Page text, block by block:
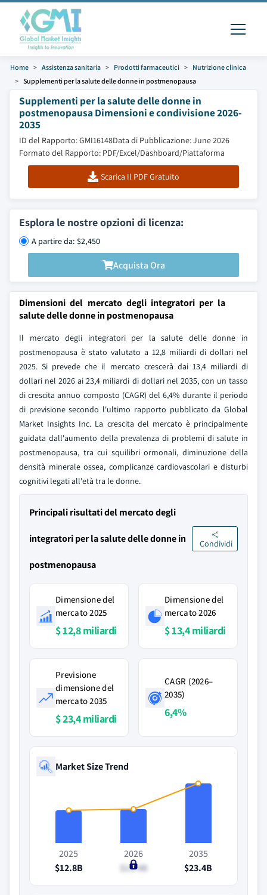
Home Assistenza sanitaria Prodotti farmaceutici
Nutrizione clinica
Supplementi per la salute delle donne in postmenopausa
Supplementi per la salute delle donne in
postmenopausa Dimensioni e condivisione 2026-
2035
ID del Rapporto: GMI16148Data di Pubblicazione: June 2026
Formato del Rapporto: PDF/Excel/Dashboard/Piattaforma
Scarica Il PDF Gratuito
Esplora le nostre opzioni di licenza:
A partire da: $2,450
Acquista Ora
Dimensioni del mercato degli integratori per la
salute delle donne in postmenopausa
Il mercato degli integratori per la salute delle donne in
postmenopausa è stato valutato a 12,8 miliardi di dollari nel
2025. Si prevede che il mercato crescerà dai 13,4 miliardi di
dollari nel 2026 ai 23,4 miliardi di dollari nel 2035, con un tasso
di crescita annuo composto (CAGR) del 6,4% durante il periodo
di previsione secondo l'ultimo rapporto pubblicato da Global
Market Insights Inc. La crescita del mercato è principalmente
guidata dall'aumento della prevalenza di problemi di salute in
postmenopausa, tra cui squilibri ormonali, diminuzione della
densità minerale ossea, complicanze cardiovascolari e disturbi
cognitivi legati all'età tra le donne.
Principali risultati del mercato degli
integratori per la salute delle donne in
postmenopausa
Condividi
Dimensione del
mercato 2025
$ 12,8 miliardi
Dimensione del
mercato 2026
$ 13,4 miliardi
Previsione
dimensione del
mercato 2035
$ 23,4 miliardi
CAGR (2026–
2035)
6,4%
Market Size Trend
2025
$12.8B
2026
$13.4B
2035
$23.4B